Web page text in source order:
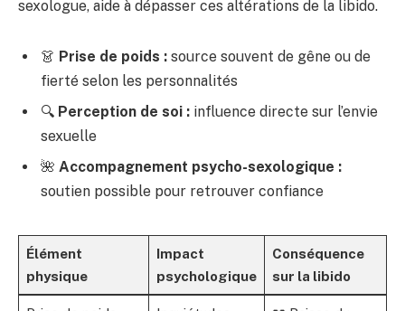
sexologue, aide à dépasser ces altérations de la libido.
👗 Prise de poids : source souvent de gêne ou de
fierté selon les personnalités
🔍 Perception de soi : influence directe sur l’envie
sexuelle
🌺 Accompagnement psycho-sexologique :
soutien possible pour retrouver confiance
Élément
physique
Impact
psychologique
Conséquence
sur la libido